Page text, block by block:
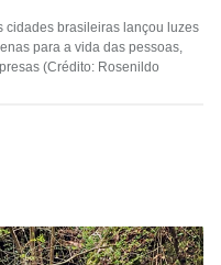
cidades brasileiras lançou luzes
para a vida das pessoas,
(Crédito: Rosenildo